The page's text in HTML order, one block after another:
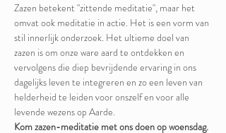
Zazen betekent "zittende meditatie", maar het
omvat ook meditatie in actie. Het is een vorm van
stil innerlijk onderzoek. Het ultieme doel van
zazen is om onze ware aard te ontdekken en
vervolgens die diep bevrijdende ervaring in ons
dagelijks leven te integreren en zo een leven van
helderheid te leiden voor onszelf en voor alle
levende wezens op Aarde.
Kom zazen-meditatie met ons doen op woensdag.